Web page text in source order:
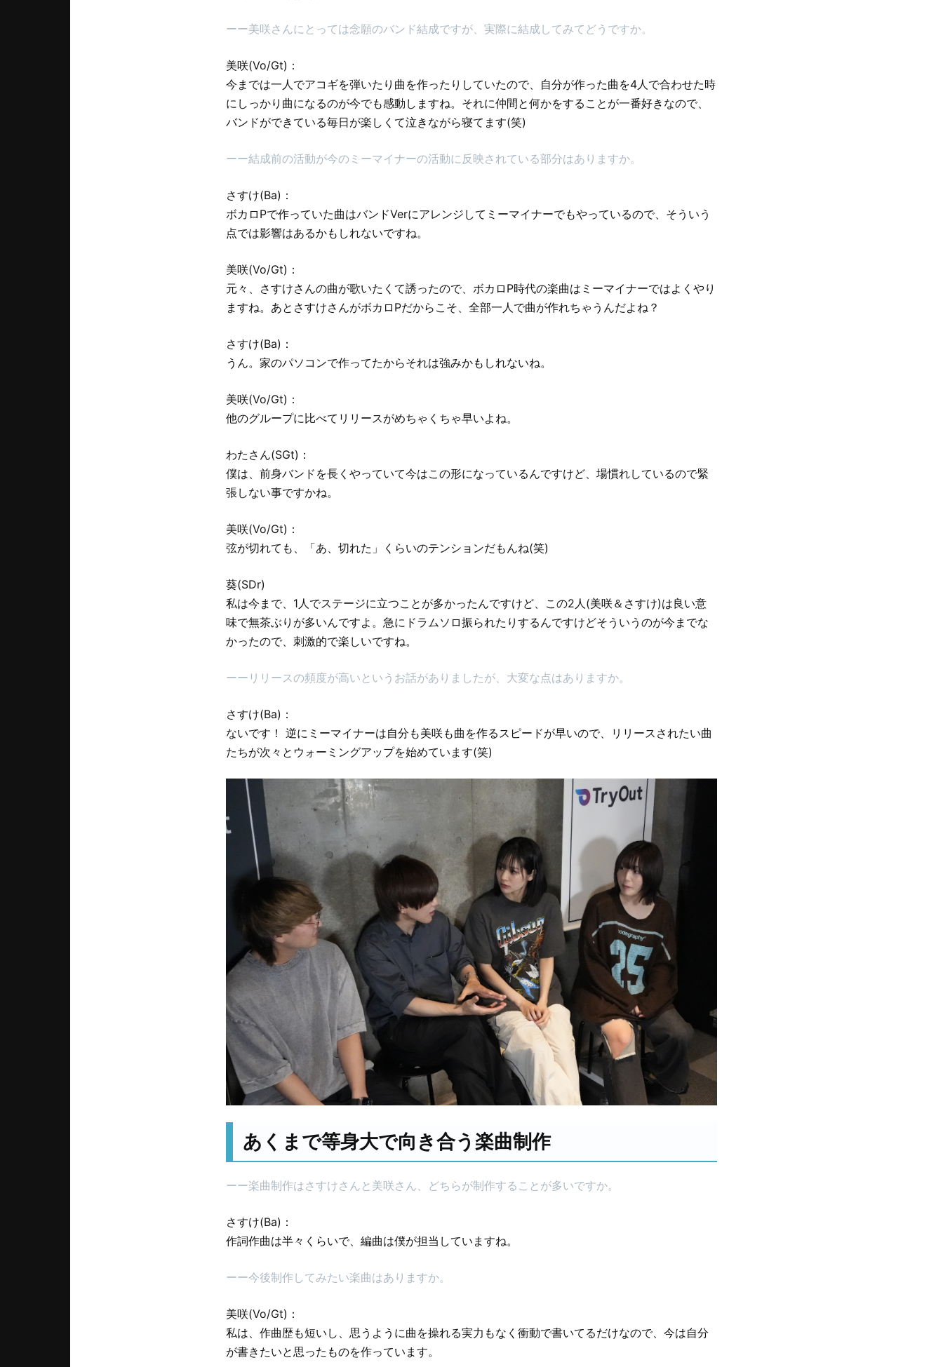
ーー美咲さんにとっては念願のバンド結成ですが、実際に結成してみてどうですか。
美咲(Vo/Gt)：
今までは一人でアコギを弾いたり曲を作ったりしていたので、自分が作った曲を4人で合わせた時
にしっかり曲になるのが今でも感動しますね。それに仲間と何かをすることが一番好きなので、
バンドができている毎日が楽しくて泣きながら寝てます(笑)
ーー結成前の活動が今のミーマイナーの活動に反映されている部分はありますか。
さすけ(Ba)：
ボカロPで作っていた曲はバンドVerにアレンジしてミーマイナーでもやっているので、そういう
点では影響はあるかもしれないですね。
美咲(Vo/Gt)：
元々、さすけさんの曲が歌いたくて誘ったので、ボカロP時代の楽曲はミーマイナーではよくやり
ますね。あとさすけさんがボカロPだからこそ、全部一人で曲が作れちゃうんだよね？
さすけ(Ba)：
うん。家のパソコンで作ってたからそれは強みかもしれないね。
美咲(Vo/Gt)：
他のグループに比べてリリースがめちゃくちゃ早いよね。
わたさん(SGt)：
僕は、前身バンドを長くやっていて今はこの形になっているんですけど、場慣れしているので緊
張しない事ですかね。
美咲(Vo/Gt)：
弦が切れても、「あ、切れた」くらいのテンションだもんね(笑)
葵(SDr)
私は今まで、1人でステージに立つことが多かったんですけど、この2人(美咲＆さすけ)は良い意
味で無茶ぶりが多いんですよ。急にドラムソロ振られたりするんですけどそういうのが今までな
かったので、刺激的で楽しいですね。
ーーリリースの頻度が高いというお話がありましたが、大変な点はありますか。
さすけ(Ba)：
ないです！ 逆にミーマイナーは自分も美咲も曲を作るスピードが早いので、リリースされたい曲
たちが次々とウォーミングアップを始めています(笑)
あくまで等身大で向き合う楽曲制作
ーー楽曲制作はさすけさんと美咲さん、どちらが制作することが多いですか。
さすけ(Ba)：
作詞作曲は半々くらいで、編曲は僕が担当していますね。
ーー今後制作してみたい楽曲はありますか。
美咲(Vo/Gt)：
私は、作曲歴も短いし、思うように曲を操れる実力もなく衝動で書いてるだけなので、今は自分
が書きたいと思ったものを作っています。